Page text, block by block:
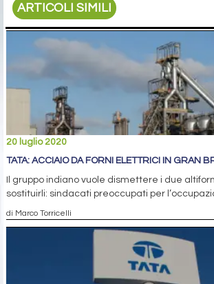
ARTICOLI SIMILI
20 luglio 2020
TATA: ACCIAIO DA FORNI ELETTRICI IN GRAN
Il gruppo indiano vuole dismettere i due
sostituirli: sindacati preoccupati per
di Marco Torricelli